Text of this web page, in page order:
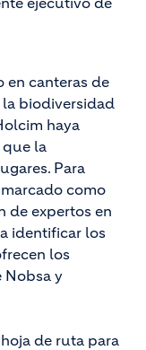
en canteras de
la biodiversidad
haya
que la
Para
como
de expertos en
identificar los
los
Nobsa y
de ruta para